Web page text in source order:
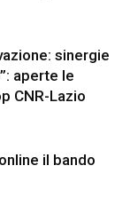
sinergie
aperte le
CNR-Lazio
il bando